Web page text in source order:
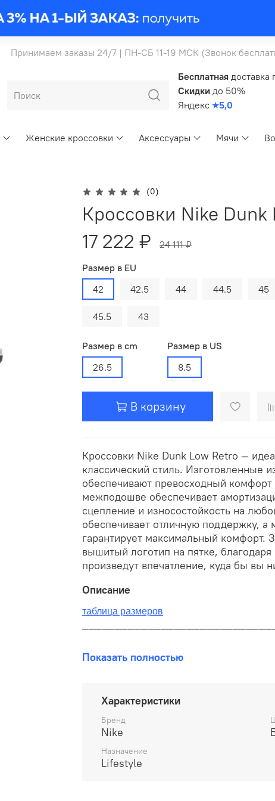
Принимаем заказы 24/7 | ПН-СБ 11-19 МСК (Звонок
Бесплатная
Скидки до 50%
Яндекс ★5,0
Женские кроссовки Аксессуары Мячи
(0)
Кроссовки Nike Dunk
17 222 ₽
24 111 ₽
Размер в EU
42
42.5 44 44.5 45
45.5 43
Размер в cm
26.5
Размер в US
8.5
В корзину
Кроссовки Nike Dunk Low Retro —
классический стиль. Изготовленные
обеспечивают превосходный комфорт
межподошве обеспечивает
сцепление и износостойкость на
обеспечивает отличную поддержку,
гарантирует максимальный комфорт.
вышитый логотип на пятке,
произведут впечатление, куда бы вы
Описание
таблица размеров
Бесплатная доставка:
По всей России от 10 до 14 дней
Почтой России 1 классом
Показать полностью
Характеристики
Бренд
Nike
Назначение
Lifestyle